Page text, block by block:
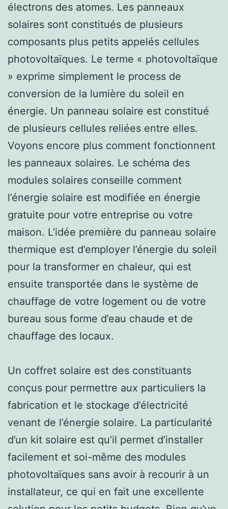
électrons des atomes. Les panneaux
solaires sont constitués de plusieurs
composants plus petits appelés cellules
photovoltaïques. Le terme « photovoltaïque
» exprime simplement le process de
conversion de la lumière du soleil en
énergie. Un panneau solaire est constitué
de plusieurs cellules reliées entre elles.
Voyons encore plus comment fonctionnent
les panneaux solaires. Le schéma des
modules solaires conseille comment
l’énergie solaire est modifiée en énergie
gratuite pour votre entreprise ou votre
maison. L’idée première du panneau solaire
thermique est d’employer l’énergie du soleil
pour la transformer en chaleur, qui est
ensuite transportée dans le système de
chauffage de votre logement ou de votre
bureau sous forme d’eau chaude et de
chauffage des locaux.
Un coffret solaire est des constituants
conçus pour permettre aux particuliers la
fabrication et le stockage d’électricité
venant de l’énergie solaire. La particularité
d’un kit solaire est qu’il permet d’installer
facilement et soi-même des modules
photovoltaïques sans avoir à recourir à un
installateur, ce qui en fait une excellente